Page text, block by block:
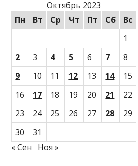
Октябрь 2023
Пн
Вт Ср Чт Пт Сб
Вс
1
2
3 4 5 6 7
8
9
10 11 12 13 14
15
16
17 18 19 20 21
22
23
24 25 26 27 28
29
30
31
« Сен
Ноя »